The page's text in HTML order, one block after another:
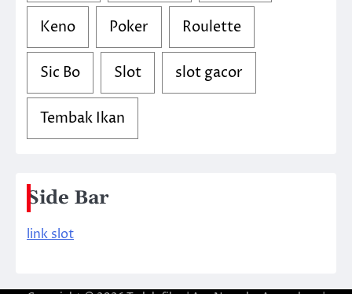
Keno Poker Roulette
Sic Bo Slot slot gacor
Tembak Ikan
Side Bar
link slot